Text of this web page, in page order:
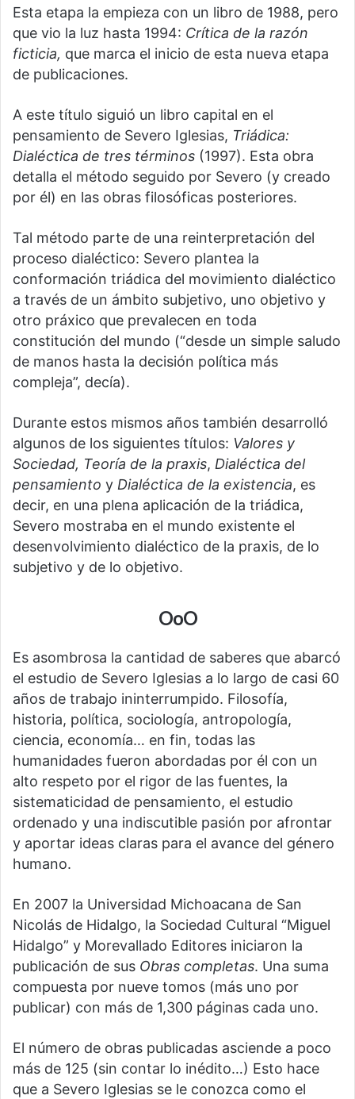
Esta etapa la empieza con un libro de 1988, pero
que vio la luz hasta 1994: Crítica de la razón
ficticia, que marca el inicio de esta nueva etapa
de publicaciones.
A este título siguió un libro capital en el
pensamiento de Severo Iglesias, Triádica:
Dialéctica de tres términos (1997). Esta obra
detalla el método seguido por Severo (y creado
por él) en las obras filosóficas posteriores.
Tal método parte de una reinterpretación del
proceso dialéctico: Severo plantea la
conformación triádica del movimiento dialéctico
a través de un ámbito subjetivo, uno objetivo y
otro práxico que prevalecen en toda
constitución del mundo (“desde un simple saludo
de manos hasta la decisión política más
compleja”, decía).
Durante estos mismos años también desarrolló
algunos de los siguientes títulos: Valores y
Sociedad, Teoría de la praxis, Dialéctica del
pensamiento y Dialéctica de la existencia, es
decir, en una plena aplicación de la triádica,
Severo mostraba en el mundo existente el
desenvolvimiento dialéctico de la praxis, de lo
subjetivo y de lo objetivo.
OoO
Es asombrosa la cantidad de saberes que abarcó
el estudio de Severo Iglesias a lo largo de casi 60
años de trabajo ininterrumpido. Filosofía,
historia, política, sociología, antropología,
ciencia, economía… en fin, todas las
humanidades fueron abordadas por él con un
alto respeto por el rigor de las fuentes, la
sistematicidad de pensamiento, el estudio
ordenado y una indiscutible pasión por afrontar
y aportar ideas claras para el avance del género
humano.
En 2007 la Universidad Michoacana de San
Nicolás de Hidalgo, la Sociedad Cultural “Miguel
Hidalgo” y Morevallado Editores iniciaron la
publicación de sus Obras completas. Una suma
compuesta por nueve tomos (más uno por
publicar) con más de 1,300 páginas cada uno.
El número de obras publicadas asciende a poco
más de 125 (sin contar lo inédito…) Esto hace
que a Severo Iglesias se le conozca como el